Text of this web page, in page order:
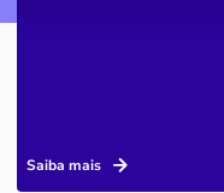
Saiba mais